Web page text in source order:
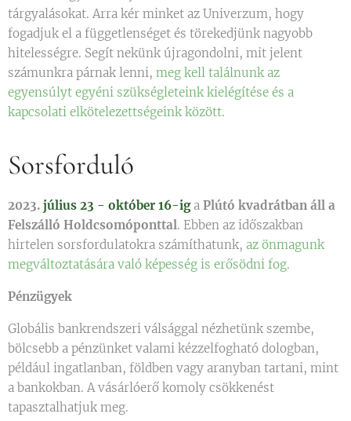
tárgyalásokat. Arra kér minket az Univerzum, hogy
fogadjuk el a függetlenséget és törekedjünk nagyobb
hitelességre. Segít nekünk újragondolni, mit jelent
számunkra párnak lenni, meg kell találnunk az
egyensúlyt egyéni szükségleteink kielégítése és a
kapcsolati elkötelezettségeink között.
Sorsforduló
2023. július 23 - október 16-iga Plútó kvadrátban áll a
Felszálló Holdcsomóponttal . Ebben az időszakban
hirtelen sorsfordulatokra számíthatunk, az önmagunk
megváltoztatására való képesség is erősödni fog.
Pénzügyek
Globális bankrendszeri válsággal nézhetünk szembe,
bölcsebb a pénzünket valami kézzelfogható dologban,
például ingatlanban, földben vagy aranyban tartani, mint
a bankokban. A vásárlóerő komoly csökkenést
tapasztalhatjuk meg.